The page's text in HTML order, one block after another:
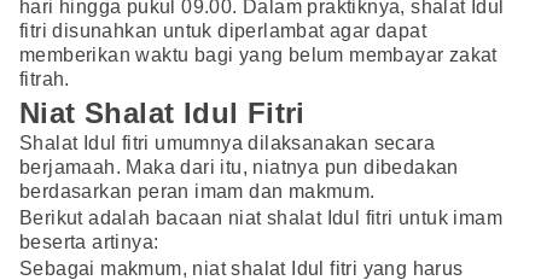
hari hingga pukul 09.00. Dalam praktiknya, shalat Idul
fitri disunahkan untuk diperlambat agar dapat
memberikan waktu bagi yang belum membayar zakat
fitrah.
Niat Shalat Idul Fitri
Shalat Idul fitri umumnya dilaksanakan secara
berjamaah. Maka dari itu, niatnya pun dibedakan
berdasarkan peran imam dan makmum.
Berikut adalah bacaan niat shalat Idul fitri untuk imam
beserta artinya:
Sebagai makmum, niat shalat Idul fitri yang harus